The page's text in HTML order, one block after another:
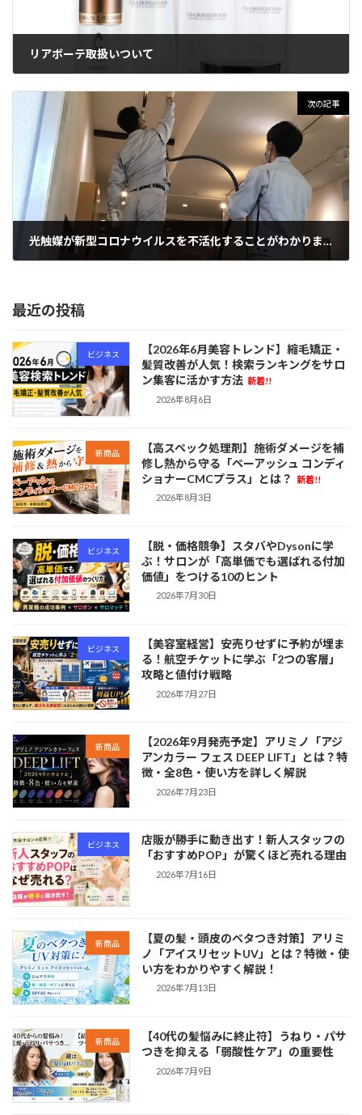
リアボーテ取扱いついて
次の記事
光触媒が新型コロナウイルスを不活化することがわかりました。
最近の投稿
ビジネス
【2026年6月美容トレンド】縮毛矯正・
髪質改善が人気！検索ランキングをサロ
ン集客に活かす方法 新着!!
2026年8月6日
新商品
【高スペック処理剤】施術ダメージを補
修し熱から守る「ペーアッシュ コンディ
ショナーCMCプラス」とは？
新着!!
2026年8月3日
ビジネス
【脱・価格競争】スタバやDysonに学
ぶ！サロンが「高単価でも選ばれる付加
価値」をつける10のヒント
2026年7月30日
ビジネス
【美容室経営】安売りせずに予約が埋ま
る！航空チケットに学ぶ「2つの客層」
攻略と値付け戦略
2026年7月27日
新商品
【2026年9月発売予定】アリミノ「アジ
アンカラー フェス DEEP LIFT」とは？特
徴・全8色・使い方を詳しく解説
2026年7月23日
ビジネス
店販が勝手に動き出す！新人スタッフの
「おすすめPOP」が驚くほど売れる理由
2026年7月16日
新商品
【夏の髪・頭皮のベタつき対策】アリミ
ノ「アイスリセットUV」とは？特徴・使
い方をわかりやすく解説！
2026年7月13日
新商品
【40代の髪悩みに終止符】うねり・パサ
つきを抑える「弱酸性ケア」の重要性
2026年7月9日